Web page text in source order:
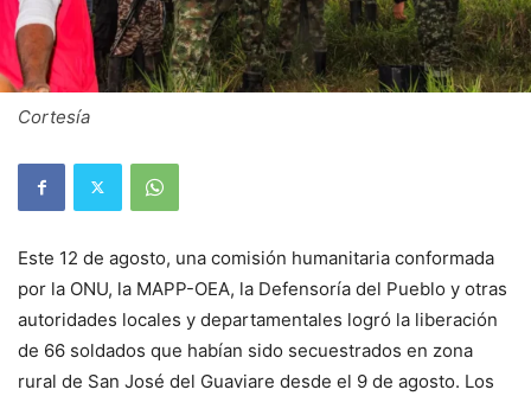
Cortesía
Este 12 de agosto, una comisión humanitaria conformada
por la ONU, la MAPP-OEA, la Defensoría del Pueblo y otras
autoridades locales y departamentales logró la liberación
de 66 soldados que habían sido secuestrados en zona
rural de San José del Guaviare desde el 9 de agosto. Los